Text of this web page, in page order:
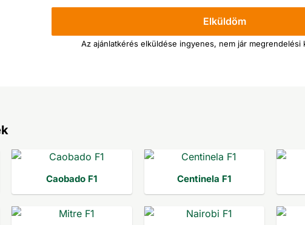
Elküldöm
Az ajánlatkérés elküldése ingyenes, nem jár megrendelési
Caobado F1 Centinela F1